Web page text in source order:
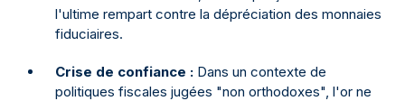
l'ultime rempart contre la dépréciation des monnaies
fiduciaires.
Crise de confiance : Dans un contexte de
politiques fiscales jugées "non orthodoxes", l'or ne